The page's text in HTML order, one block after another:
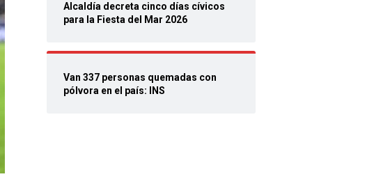
Alcaldía decreta cinco días cívicos
para la Fiesta del Mar 2026
Van 337 personas quemadas con
pólvora en el país: INS